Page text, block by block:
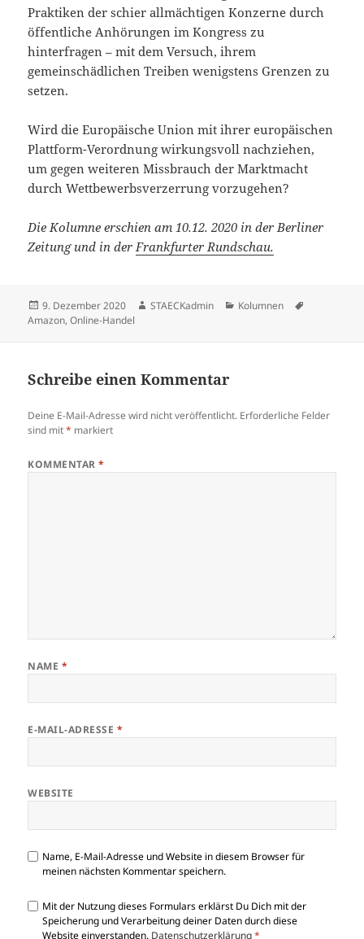
Praktiken der schier allmächtigen Konzerne durch
öffentliche Anhörungen im Kongress zu
hinterfragen – mit dem Versuch, ihrem
gemeinschädlichen Treiben wenigstens Grenzen zu
setzen.
Wird die Europäische Union mit ihrer europäischen
Plattform-Verordnung wirkungsvoll nachziehen,
um gegen weiteren Missbrauch der Marktmacht
durch Wettbewerbsverzerrung vorzugehen?
Die Kolumne erschien am 10.12. 2020 in der Berliner
Zeitung und in derFrankfurter Rundschau.
Veröffentlicht
am
9. Dezember 2020 Autor
STAECKadmin Kategorien
Kolumnen
Amazon,Online-Handel
Schreibe einen Kommentar
Deine E-Mail-Adresse wird nicht veröffentlicht. Erforderliche Felder
sind mit* markiert
KOMMENTAR*
NAME *
E-MAIL-ADRESSE *
WEBSITE
Name, E-Mail-Adresse und Website in diesem Browser für
meinen nächsten Kommentar speichern.
Mit der Nutzung dieses Formulars erklärst Du Dich mit der
Speicherung und Verarbeitung deiner Daten durch diese
Website einverstanden. Datenschutzerklärung *